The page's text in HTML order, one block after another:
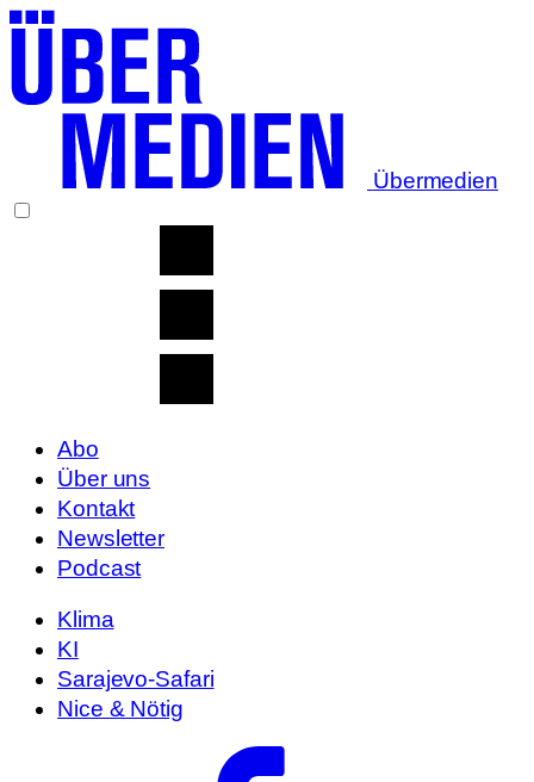
Übermedien
Abo
Über uns
Kontakt
Newsletter
Podcast
Klima
KI
Sarajevo-Safari
Nice & Nötig